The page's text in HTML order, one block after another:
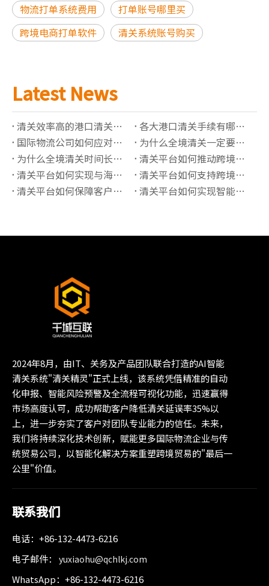
物流打单系统费用
打单账号哪里买
跨境电商打单软件
清关系统账号购买
Latest News
清关效率高的港口清关公司有哪些推荐？
各大港口清关手续有哪些必须准备的资料？
国际物流公司如何应对高全境清关查验率？
为什么全境清关一定要了解正确的海关编码？
为什么全境清关时间长？有哪些影响因素？
清关平台如何推动跨境贸易“最后一公里”价值提升？
清关平台如何实现与海关系统的实时数据对接？
清关平台如何支持跨境保税仓的清关管理？
清关平台如何保障客户信息的隐私安全？
清关平台如何实现智能化的报关单据管理？
2024年8月，由IT、关务及产品团队联合打造的AI智能
清关系统"清关精灵"正式上线，该系统凭借精准的自动
化申报、智能风险预警及全流程可视化功能，迅速赢得
市场高度认可，成功帮助客户降低清关延误率35%以
上，进一步夯实了客户对团队专业能力的信任。未来，
我们将持续深化技术创新，赋能更多国际物流企业与传
统贸易公司，以智能化解决方案重塑跨境贸易的"最后一
公里"价值。
联系我们
电话：+86-132-4473-6216
电子邮件： yuxiaohu@qchlkj.com
WhatsApp：+86-132-4473-6216